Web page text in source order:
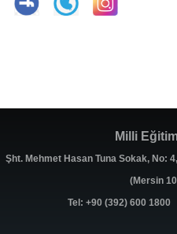
Milli
Şht. Mehmet Hasan Tuna Sokak, No:
(Mersin
Tel: +90 (392) 600